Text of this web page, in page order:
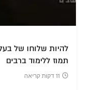
להיות שלוחו של
תמוז ללימוד ברבים
11 דקות קריאה